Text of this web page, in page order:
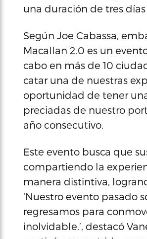
una duración de tres
Según Joe Cabassa,
Macallan 2.0 es un
cabo en más de 10
catar una de nuestras
oportunidad de tener
preciadas de nuestro
año consecutivo.
Este evento busca que
compartiendo la
manera distintiva,
‘Nuestro evento pasado
regresamos para
inolvidable.’, destacó